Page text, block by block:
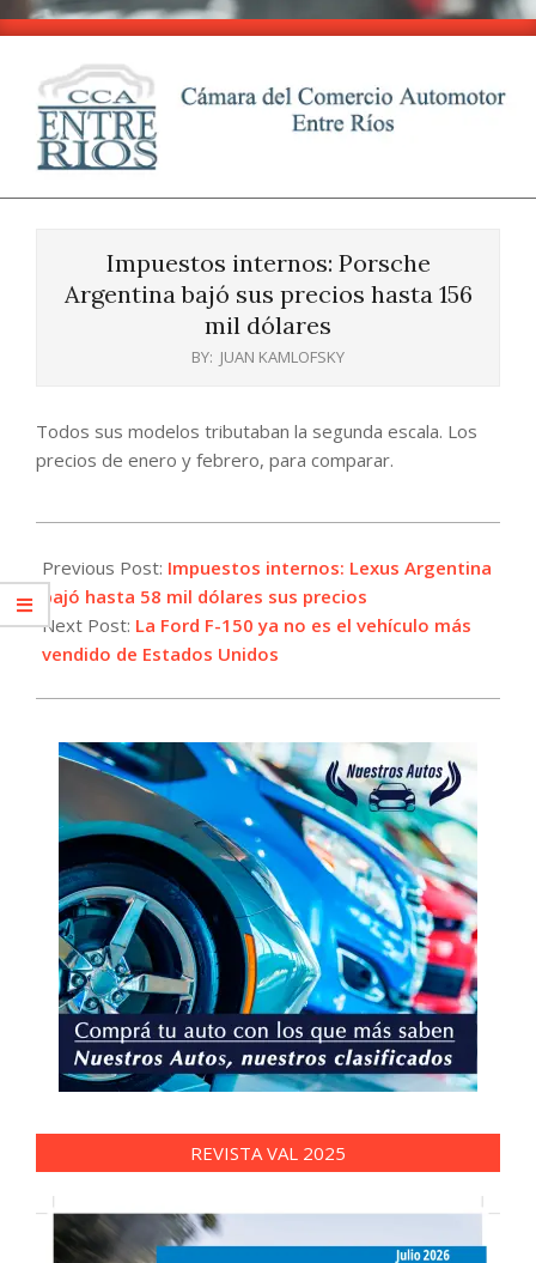
Skip
content
CCA
Ríos
Impuestos internos: Porsche
Argentina bajó sus precios hasta 156
mil dólares
BY: JUAN KAMLOFSKY
Todos sus modelos tributaban la segunda escala. Los
precios de enero y febrero, para comparar.
02-
03
Previous Post: Impuestos internos: Lexus Argentina
bajó hasta 58 mil dólares sus precios
Next Post: La Ford F-150 ya no es el vehículo más
vendido de Estados Unidos
REVISTA VAL 2025